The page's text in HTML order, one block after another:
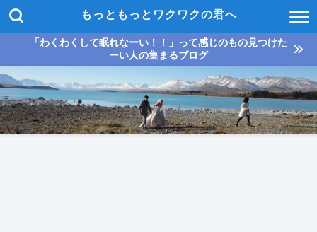
もっともっとワクワクの君へ
「わくわくして眠れなーい！！」って感じのもの見つけた
ーい人の集まるブログ